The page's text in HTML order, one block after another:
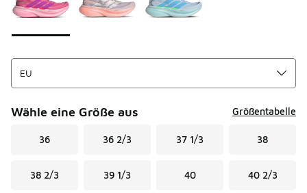
Wähle eine Größe aus Größentabelle
36 36 2/3 37 1/3 38
38 2/3 39 1/3 40 40 2/3